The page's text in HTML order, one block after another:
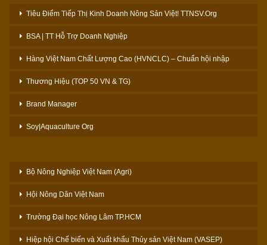
Tiêu Điểm Tiếp Thị Kinh Doanh Nông Sản Việt! TTNSV.Org
BSA | TT Hỗ Trợ Doanh Nghiệp
Hàng Việt Nam Chất Lượng Cao (HVNCLC) – Chuẩn hội nhập
Thương Hiệu (TOP 50 VN & TG)
Brand Manager
Soy|Aquaculture Org
Bộ Nông Nghiệp Việt Nam (Agri)
Hội Nông Dân Việt Nam
Trường Đại học Nông Lâm TP.HCM
Hiệp hội Chế biến và Xuất khẩu Thủy sản Việt Nam (VASEP)